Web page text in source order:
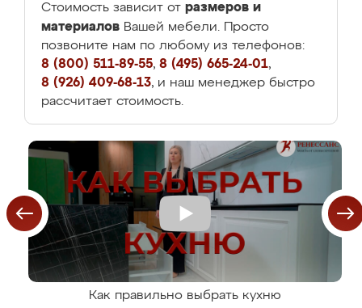
Стоимость зависит от размеров и
материалов Вашей мебели. Просто
позвоните нам по любому из телефонов:
8 (800) 511-89-55, 8 (495) 665-24-01,
8 (926) 409-68-13, и наш менеджер быстро
рассчитает стоимость.
Как правильно выбрать кухню